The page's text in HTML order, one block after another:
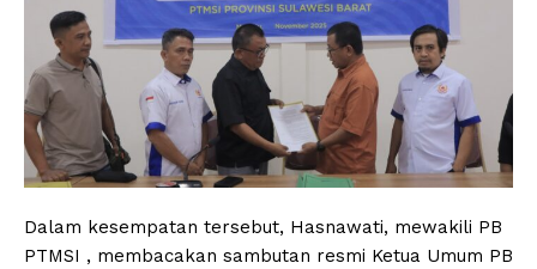
Dalam kesempatan tersebut, Hasnawati, mewakili PB
PTMSI , membacakan sambutan resmi Ketua Umum PB